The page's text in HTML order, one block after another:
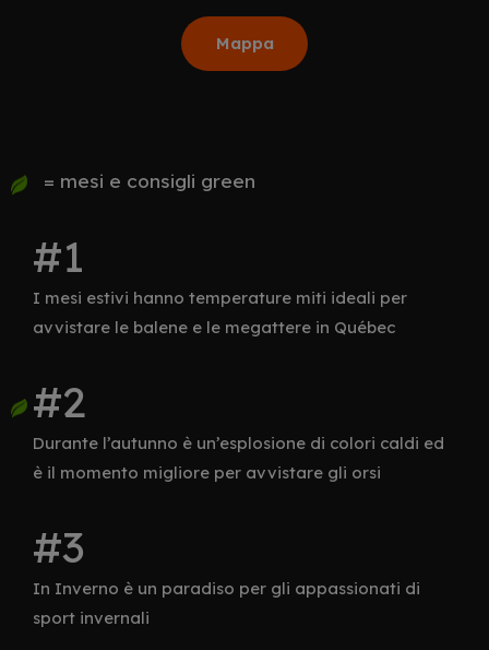
Mappa
= mesi e consigli green
I mesi estivi hanno temperature miti ideali per
avvistare le balene e le megattere in Québec
Durante l’autunno è un’esplosione di colori caldi ed
è il momento migliore per avvistare gli orsi
In Inverno è un paradiso per gli appassionati di
sport invernali